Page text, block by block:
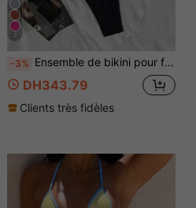
7
-3% Ensemble de bikini pour femmes, nouveau style européen & américain, noir, été, plage, vacances, tenue de villégiature
DH343.79
Clients très fidèles